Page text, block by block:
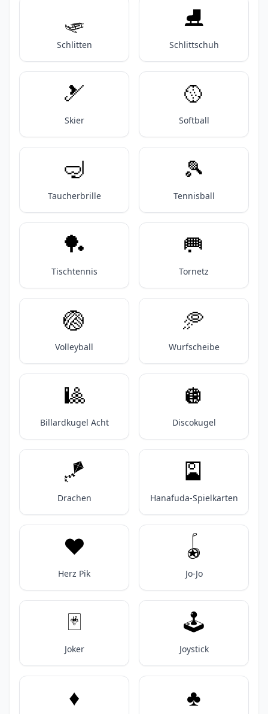
🛷
Schlitten
⛸️
Schlittschuh
🎿
Skier
🥎
Softball
🤿
Taucherbrille
🎾
Tennisball
🏓
Tischtennis
🥅
Tornetz
🏐
Volleyball
🥏
Wurfscheibe
🎱
Billardkugel Acht
🪩
Discokugel
🪁
Drachen
🎴
Hanafuda-Spielkarten
♥️
Herz Pik
🪀
Jo-Jo
🃏
Joker
🕹️
Joystick
♦️ ♣️